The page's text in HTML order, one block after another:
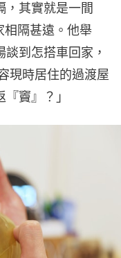
，其實就是一間
相隔甚遠。他舉
到怎搭車回家，
現時居住的過渡屋
竇』？」